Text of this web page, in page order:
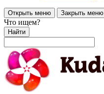
Открыть меню Закрыть меню
Что ищем?
Найти